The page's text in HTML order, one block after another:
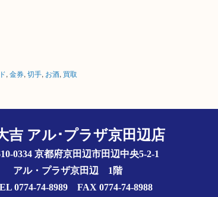
, 金券, 切手, お酒, 買取
吉 アル･プラザ京田辺店
0334 京都府京田辺市田辺中央5-2-1
アル・プラザ京田辺 1階
0774-74-8989 FAX 0774-74-8988